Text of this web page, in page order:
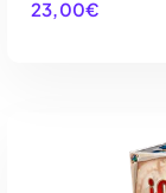
23,00€